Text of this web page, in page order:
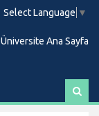
Select Language ▼
Üniversite Ana Sayfa
A
r